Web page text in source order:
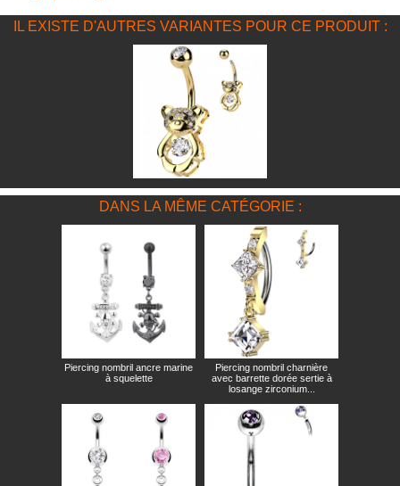
IL EXISTE D'AUTRES VARIANTES POUR CE PRODUIT :
DANS LA MÊME CATÉGORIE :
Piercing nombril ancre marine
à squelette
Piercing nombril charnière
avec barrette dorée sertie à
losange zirconium...